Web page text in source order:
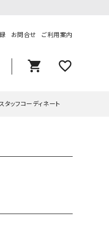
お問合せ ご利用案内
shopping_cart favorite_outline
ェ
） HUMS（ハムズ）
タッフコーディネート